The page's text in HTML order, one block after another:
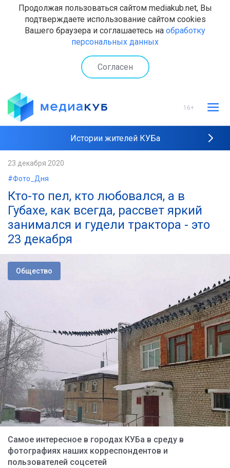
Продолжая пользоваться сайтом mediakub.net, Вы
подтверждаете использование сайтом cookies
Вашего браузера и соглашаетесь на обработку
персональных данных
Согласен
16+
Истории жителей КУБа
Наши интервью
23 декабря 2020
#Фото_Дня
Кто-то пел, кто любовался, а в
Губахе, как всегда, рассвет яркий
занимался и гудели трактора - это
23 декабря
Общество
Самое интересное в городах КУБа в среду в
фотографиях наших корреспондентов и
пользователей соцсетей